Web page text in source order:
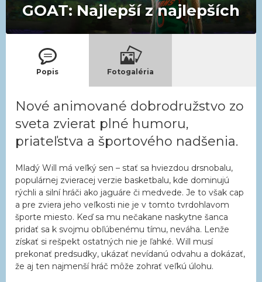
GOAT: Najlepší z najlepších
Popis Fotogaléria
Nové animované dobrodružstvo zo
sveta zvierat plné humoru,
priateľstva a športového nadšenia.
Mladý Will má veľký sen – stať sa hviezdou drsnobalu,
populárnej zvieracej verzie basketbalu, kde dominujú
rýchli a silní hráči ako jaguáre či medvede. Je to však cap
a pre zviera jeho veľkosti nie je v tomto tvrdohlavom
športe miesto. Keď sa mu nečakane naskytne šanca
pridať sa k svojmu obľúbenému tímu, neváha. Lenže
získať si rešpekt ostatných nie je ľahké. Will musí
prekonať predsudky, ukázať nevídanú odvahu a dokázať,
že aj ten najmenší hráč môže zohrať veľkú úlohu.